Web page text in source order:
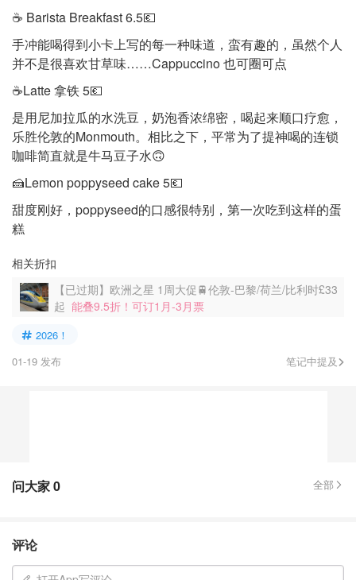
☕️ Barista Breakfast 6.5💶
手冲能喝得到小卡上写的每一种味道，蛮有趣的，虽然个人
并不是很喜欢甘草味……Cappuccino 也可圈可点
☕️Latte 拿铁 5💶
是用尼加拉瓜的水洗豆，奶泡香浓绵密，喝起来顺口疗愈，
乐胜伦敦的Monmouth。相比之下，平常为了提神喝的连锁
咖啡简直就是牛马豆子水🙃
🍰Lemon poppyseed cake 5💶
甜度刚好，poppyseed的口感很特别，第一次吃到这样的蛋
糕
相关折扣
【已过期】欧洲之星 1周大促🚆伦敦-巴黎/荷兰/比利时£33
起 能叠9.5折！可订1月-3月票
2026！
01-19 发布
笔记中提及
问大家0 全部
评论